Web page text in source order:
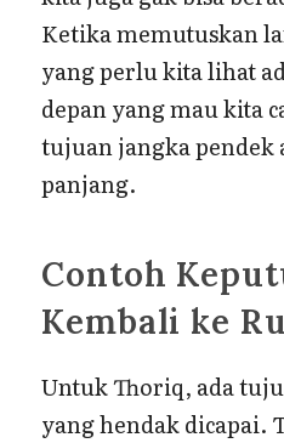
Ketika memutuskan
yang perlu kita lihat
depan yang mau kita
tujuan jangka pendek
panjang.
Contoh
Kembali ke
Untuk Thoriq, ada
yang hendak dicapai.